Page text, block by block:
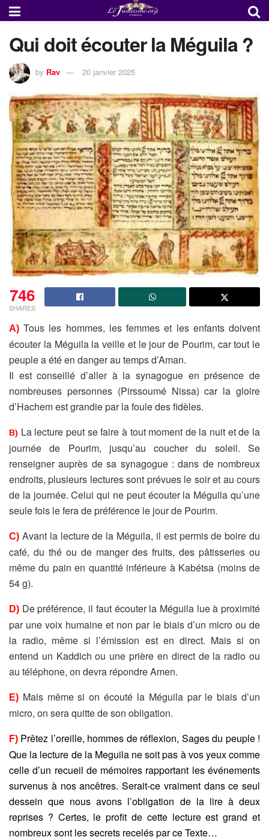
Qui doit écouter la Méguila ?
by Rav 20 janvier 2025
746
SHARES
A) Tous les hommes, les femmes et les enfants doivent
écouter la Méguila la veille et le jour de Pourim, car tout le
peuple a été en danger au temps d’Aman.
Il est conseillé d’aller à la synagogue en présence de
nombreuses personnes (Pirssoumé Nissa) car la gloire
d’Hachem est grandie par la foule des fidèles.
B) La lecture peut se faire à tout moment de la nuit et de la
journée de Pourim, jusqu’au coucher du soleil. Se
renseigner auprès de sa synagogue : dans de nombreux
endroits, plusieurs lectures sont prévues le soir et au cours
de la journée. Celui qui ne peut écouter la Méguila qu’une
seule fois le fera depréférence le jour de Pourim.
C) Avant la lecture de la Méguila, il est permis de boire du
café, du thé ou de manger des fruits, des pâtisseries ou
même du pain en quantité inférieure à Kabétsa (moins de
54 g).
D) De préférence, il faut écouter la Méguila lue à proximité
par une voix humaine et non par le biais d’un micro ou de
la radio, même si l’émission est en direct. Mais si on
entend un Kaddich ou une prière en direct de la radio ou
au téléphone, on devra répondre Amen.
E) Mais même si on écouté la Méguila par le biais d’un
micro, on sera quitte de son obligation.
F) Prêtez l’oreille, hommes de réflexion, Sages du peuple !
Que la lecture de la Meguila ne soit pas à vos yeux comme
celle d’un recueil de mémoires rapportant les événements
survenus à nos ancêtres. Serait-ce vraiment dans ce seul
dessein que nous avons l’obligation de la lire à deux
reprises ? Certes, le profit de cette lecture est grand et
nombreux sont les secrets recelés par ce Texte…